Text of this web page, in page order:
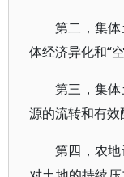
第二，集
体经济异化和“空
第三，集
源的流转和有效
第四，农